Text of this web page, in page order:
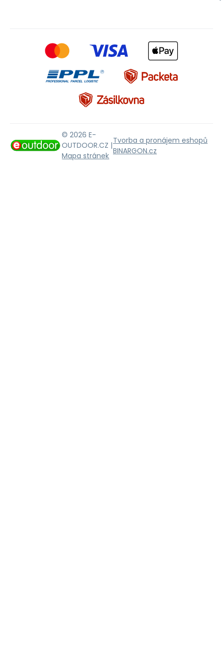
© 2026 E-
OUTDOOR.CZ |
Mapa stránek
Tvorba a pronájem eshopů
BINARGON.cz